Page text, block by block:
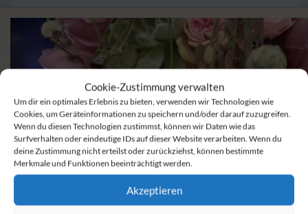
Cookie-Zustimmung verwalten
Um dir ein optimales Erlebnis zu bieten, verwenden wir Technologien wie
Cookies, um Geräteinformationen zu speichern und/oder darauf zuzugreifen.
Wenn du diesen Technologien zustimmst, können wir Daten wie das
Surfverhalten oder eindeutige IDs auf dieser Website verarbeiten. Wenn du
deine Zustimmung nicht erteilst oder zurückziehst, können bestimmte
Merkmale und Funktionen beeinträchtigt werden.
Akzeptieren